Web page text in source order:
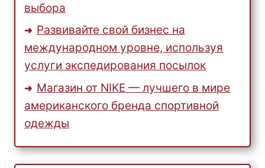
выбора
Развивайте свой бизнес на
международном уровне, используя
услуги экспедирования посылок
Магазин от NIKE — лучшего в мире
американского бренда спортивной
одежды